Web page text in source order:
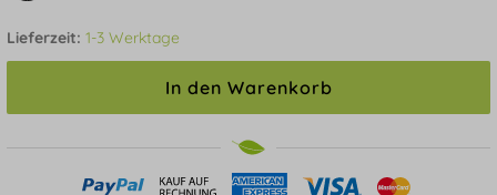
Lieferzeit: 1-3 Werktage
In den Warenkorb